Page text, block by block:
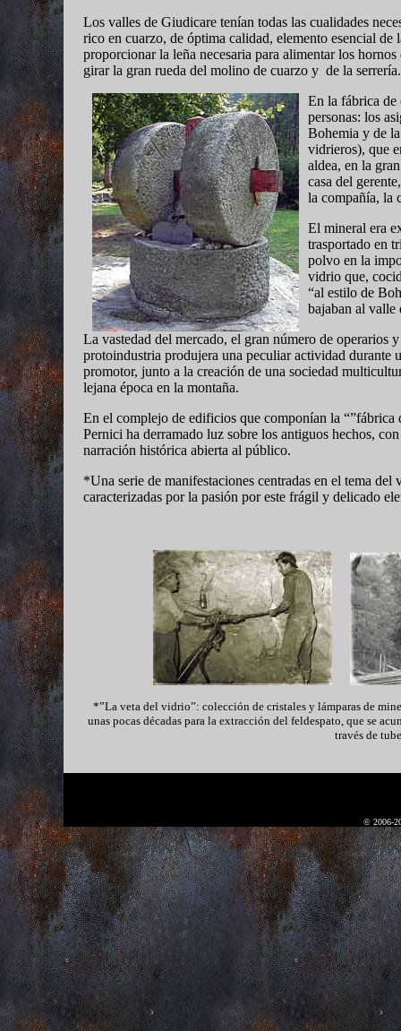
Los valles de Giudicare tenían todas las cualidades
rico en cuarzo, de óptima calidad, elemento esencial de
proporcionar la leña necesaria para alimentar los
girar la gran rueda del molino de cuarzo y de la serrería.
En la fábrica
personas: los
Bohemia y de
vidrieros), que
aldea, en la
casa del
la compañía, la
El mineral era
trasportado en
polvo en la
vidrio que,
“al estilo de
bajaban al valle
La vastedad del mercado, el gran número de operarios
protoindustria produjera una peculiar actividad durante
promotor, junto a la creación de una sociedad
lejana época en la montaña.
En el complejo de edificios que componían la
Pernici ha derramado luz sobre los antiguos hechos,
narración histórica abierta al público.
*Una serie de manifestaciones centradas en el tema
caracterizadas por la pasión por este frágil y delicado
*”La veta del vidrio”: colección de cristales y lámparas de
unas pocas décadas para la extracción del feldespato, que se
través de
© 2006-